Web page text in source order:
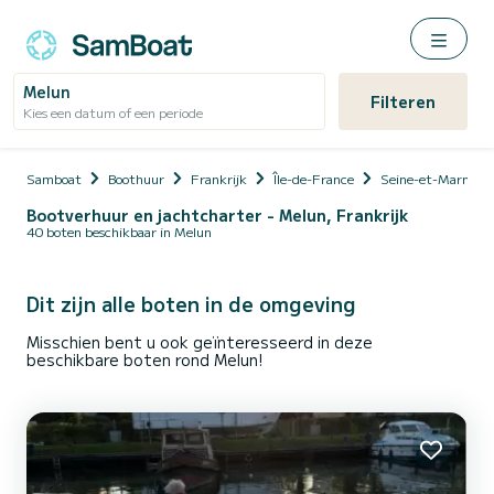
Melun
Kies een datum of een periode Filteren
Samboat Boothuur Frankrijk Île-de-France Seine-et-Marne
Bootverhuur en jachtcharter - Melun, Frankrijk
40 boten beschikbaar in Melun
Dit zijn alle boten in de omgeving
Misschien bent u ook geïnteresseerd in deze
beschikbare boten rond Melun!